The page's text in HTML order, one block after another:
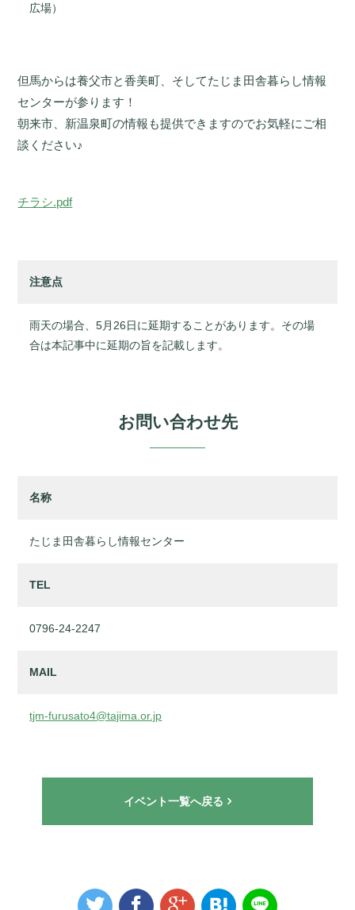
広場）
但馬からは養父市と香美町、そしてたじま田舎暮らし情報
センターが参ります！
朝来市、新温泉町の情報も提供できますのでお気軽にご相
談ください♪
チラシ.pdf
注意点
雨天の場合、5月26日に延期することがあります。その場
合は本記事中に延期の旨を記載します。
お問い合わせ先
名称
たじま田舎暮らし情報センター
TEL
0796-24-2247
MAIL
tjm-furusato4@tajima.or.jp
イベント一覧へ戻る